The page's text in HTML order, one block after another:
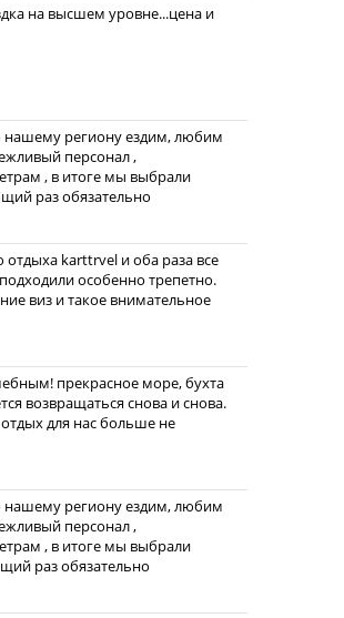
на высшем уровне...цена и
нашему региону ездим, любим
персонал ,
, в итоге мы выбрали
раз обязательно
karttrvel и оба раза все
особенно трепетно.
виз и такое внимательное
прекрасное море, бухта
возвращаться снова и снова.
для нас больше не
нашему региону ездим, любим
персонал ,
, в итоге мы выбрали
раз обязательно